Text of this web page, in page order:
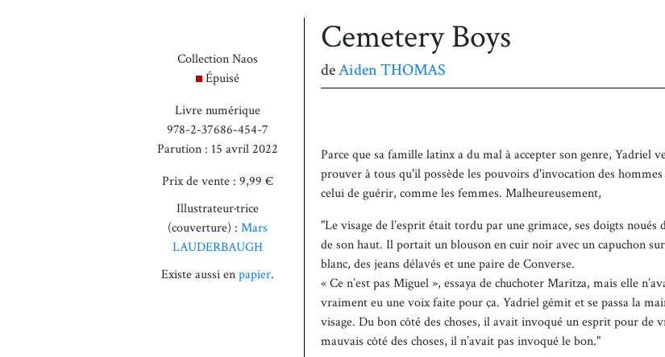
Collection Naos
Épuisé
Livre numérique
978-2-37686-454-7
Parution : 15 avril 2022
Prix de vente : 9,99 €
Illustrateur·trice
(couverture) : Mars
LAUDERBAUGH
Existe aussi enpapier.
Cemetery Boys
deAiden THOMAS
Parce que sa famille latinx a du mal à accepter son genre, Yadriel
prouver à tous qu'il possède les pouvoirs d'invocation des hommes
celui de guérir, comme les femmes. Malheureusement,
"Le visage de l’esprit était tordu par une grimace, ses doigts noués
de son haut. Il portait un blouson en cuir noir avec un capuchon
blanc, des jeans délavés et une paire de Converse.
« Ce n’est pas Miguel », essaya de chuchoter Maritza, mais elle
vraiment eu une voix faite pour ça. Yadriel gémit et se passa la
visage. Du bon côté des choses, il avait invoqué un esprit pour de
mauvais côté des choses, il n’avait pas invoqué le bon."